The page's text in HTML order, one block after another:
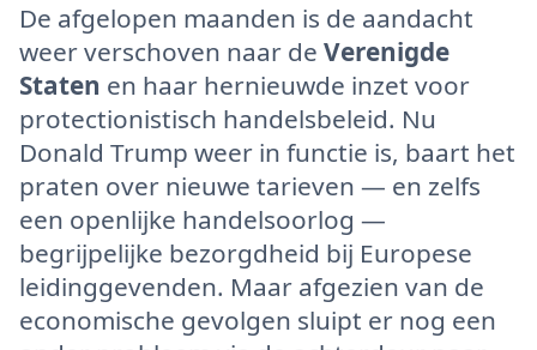
De afgelopen maanden is de aandacht
weer verschoven naar de Verenigde
Staten en haar hernieuwde inzet voor
protectionistisch handelsbeleid. Nu
Donald Trump weer in functie is, baart het
praten over nieuwe tarieven — en zelfs
een openlijke handelsoorlog —
begrijpelijke bezorgdheid bij Europese
leidinggevenden. Maar afgezien van de
economische gevolgen sluipt er nog een